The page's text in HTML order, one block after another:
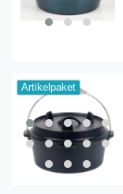
Artikelpaket